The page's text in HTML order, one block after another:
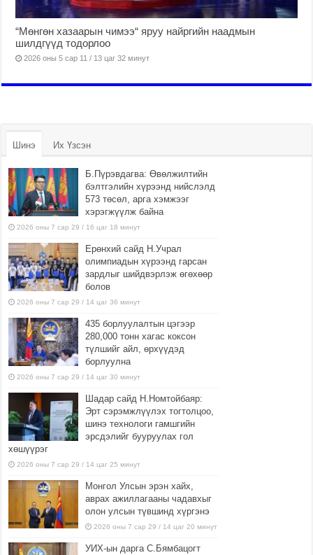
“Мөнгөн хазаарын чимээ“ яруу найргийн наадмын
шилдгүүд тодорлоо
2026 оны 5 сар 11 / 13 цаг 32 минут
Шинэ Их Үзсэн
Б.Пүрэвдагва: Өвөлжилтийн
бэлтгэлийн хүрээнд нийслэлд
573 төсөл, арга хэмжээг
хэрэгжүүлж байна
2026 оны 7 сар 29 / 16 цаг 18 минут
Ерөнхий сайд Н.Учрал
олимпиадын хүрээнд гарсан
зардлыг шийдвэрлэж өгөхөөр
болов
2026 оны 7 сар 29 / 14 цаг 36 минут
435 борлуулалтын цэгээр
280,000 тонн хагас коксон
түлшийг айл, өрхүүдэд
борлуулна
2026 оны 7 сар 29 / 14 цаг 30 минут
Шадар сайд Н.Номтойбаяр:
Эрт сэрэмжлүүлэх тогтолцоо,
шинэ технологи гамшгийн
эрсдэлийг бууруулах гол
хөшүүрэг
2026 оны 7 сар 29 / 14 цаг 25 минут
Монгол Улсын эрэн хайх,
аврах ажиллагааны чадавхыг
олон улсын түвшинд хүргэнэ
2026 оны 7 сар 29 / 14 цаг 20 минут
УИХ-ын дарга С.Бямбацогт